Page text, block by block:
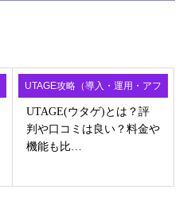
UTAGE攻略（導入・運用・アフ
ィ）
UTAGE(ウタゲ)とは？評
判や口コミは良い？料金や
機能も比…